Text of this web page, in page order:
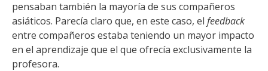
pensaban también la mayoría de sus compañeros
asiáticos. Parecía claro que, en este caso, el feedback
entre compañeros estaba teniendo un mayor impacto
en el aprendizaje que el que ofrecía exclusivamente la
profesora.